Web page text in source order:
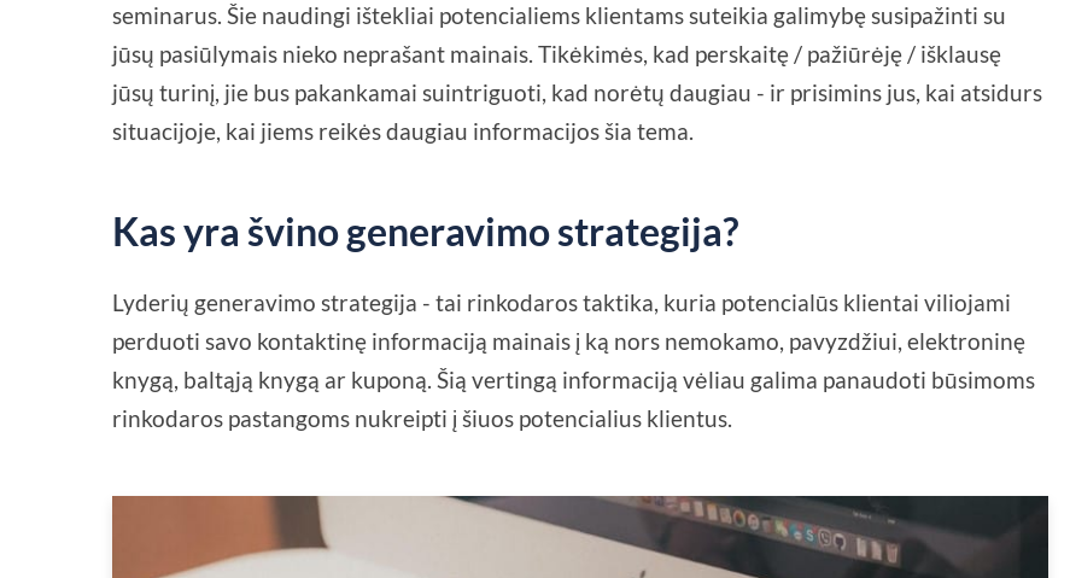
seminarus. Šie naudingi ištekliai potencialiems klientams suteikia galimybę susipažinti su
jūsų pasiūlymais nieko neprašant mainais. Tikėkimės, kad perskaitę / pažiūrėję / išklausę
jūsų turinį, jie bus pakankamai suintriguoti, kad norėtų daugiau - ir prisimins jus, kai atsidurs
situacijoje, kai jiems reikės daugiau informacijos šia tema.
Kas yra švino generavimo strategija?
Lyderių generavimo strategija - tai rinkodaros taktika, kuria potencialūs klientai viliojami
perduoti savo kontaktinę informaciją mainais į ką nors nemokamo, pavyzdžiui, elektroninę
knygą, baltąją knygą ar kuponą. Šią vertingą informaciją vėliau galima panaudoti būsimoms
rinkodaros pastangoms nukreipti į šiuos potencialius klientus.